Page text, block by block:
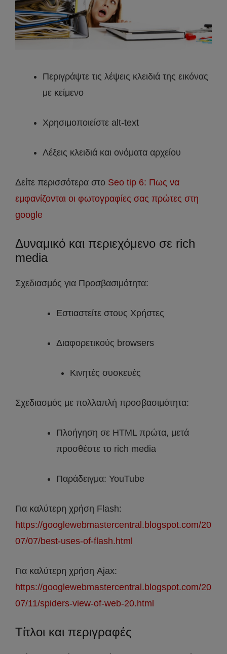
Περιγράψτε τις λέψεις κλειδιά της εικόνας
με κείμενο
Χρησιμοποιείστε alt-text
Λέξεις κλειδιά και ονόματα αρχείου
Δείτε περισσότερα στο Seo tip 6: Πως να
εμφανίζονται οι φωτογραφίες σας πρώτες στη
google
Δυναμικό και περιεχόμενο σε rich
media
Σχεδιασμός για Προσβασιμότητα:
Εστιαστείτε στους Χρήστες
Διαφορετικούς browsers
Κινητές συσκευές
Σχεδιασμός με πολλαπλή προσβασιμότητα:
Πλοήγηση σε HTML πρώτα, μετά
προσθέστε το rich media
Παράδειγμα: YouTube
Για καλύτερη χρήση Flash:
https://googlewebmastercentral.blogspot.com/20
07/07/best-uses-of-flash.html
Για καλύτερη χρήση Ajax:
https://googlewebmastercentral.blogspot.com/20
07/11/spiders-view-of-web-20.html
Τίτλοι και περιγραφές